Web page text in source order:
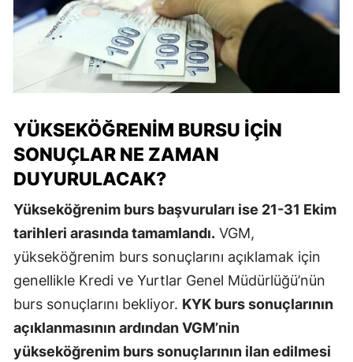
YÜKSEKÖĞRENIM BURSU İÇIN
SONUÇLAR NE ZAMAN
DUYURULACAK?
Yükseköğrenim burs başvuruları ise 21-31 Ekim
tarihleri arasında tamamlandı. VGM,
yükseköğrenim burs sonuçlarını açıklamak için
genellikle Kredi ve Yurtlar Genel Müdürlüğü’nün
burs sonuçlarını bekliyor. KYK burs sonuçlarının
açıklanmasının ardından VGM’nin
yükseköğrenim burs sonuçlarının ilan edilmesi